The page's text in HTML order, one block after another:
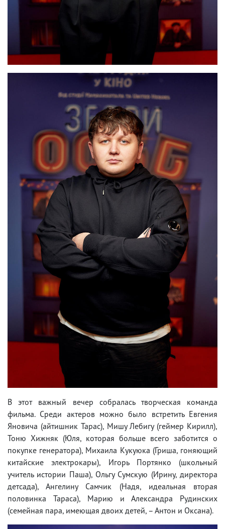
В этот важный вечер собралась творческая команда
фильма. Среди актеров можно было встретить Евгения
Яновича (айтишник Тарас), Мишу Лебигу (геймер Кирилл),
Тоню Хижняк (Юля, которая больше всего заботится о
покупке генератора), Михаила Кукуюка (Гриша, гоняющий
китайские электрокары), Игорь Портянко (школьный
учитель истории Паша), Ольгу Сумскую (Ирину, директора
детсада), Ангелину Самчик (Надя, идеальная вторая
половинка Тараса), Марию и Александра Рудинских
(семейная пара, имеющая двоих детей, – Антон и Оксана).